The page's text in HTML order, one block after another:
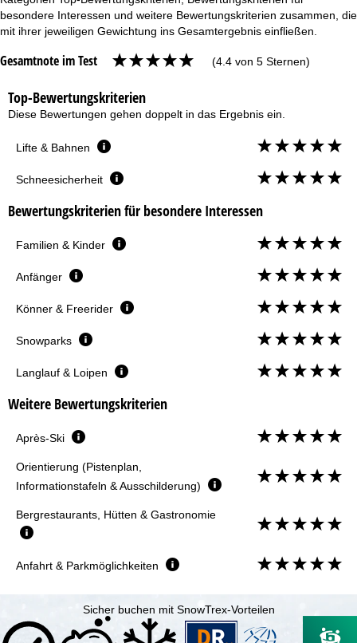
besondere Interessen und weitere Bewertungskriterien zusammen, die
mit ihrer jeweiligen Gewichtung ins Gesamtergebnis einfließen.
Gesamtnote im Test (4.4 von 5 Sternen)
Top-Bewertungskriterien
Diese Bewertungen gehen doppelt in das Ergebnis ein.
Lifte & Bahnen
Schneesicherheit
Bewertungskriterien für besondere Interessen
Familien & Kinder
Anfänger
Könner & Freerider
Snowparks
Langlauf & Loipen
Weitere Bewertungskriterien
Après-Ski
Orientierung (Pistenplan,
Informationstafeln & Ausschilderung)
Bergrestaurants, Hütten & Gastronomie
Anfahrt & Parkmöglichkeiten
Sicher buchen mit SnowTrex-Vorteilen